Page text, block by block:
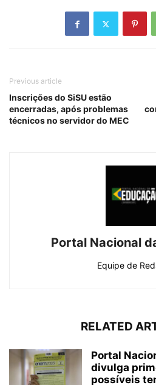
Previous article
Inscrições do SiSU estão
encerradas, após problemas
técnicos no servidor do MEC
Portal Nacional
Equipe de
RELATED
Portal
divulga
possíveis